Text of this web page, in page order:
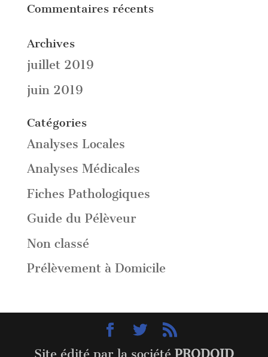
Commentaires récents
Archives
juillet 2019
juin 2019
Catégories
Analyses Locales
Analyses Médicales
Fiches Pathologiques
Guide du Pélèveur
Non classé
Prélèvement à Domicile
Site édité par la société PRODOID